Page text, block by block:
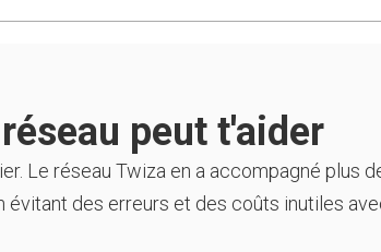
peut t'aider
Le réseau Twiza en a accompagné plus
des erreurs et des coûts inutiles